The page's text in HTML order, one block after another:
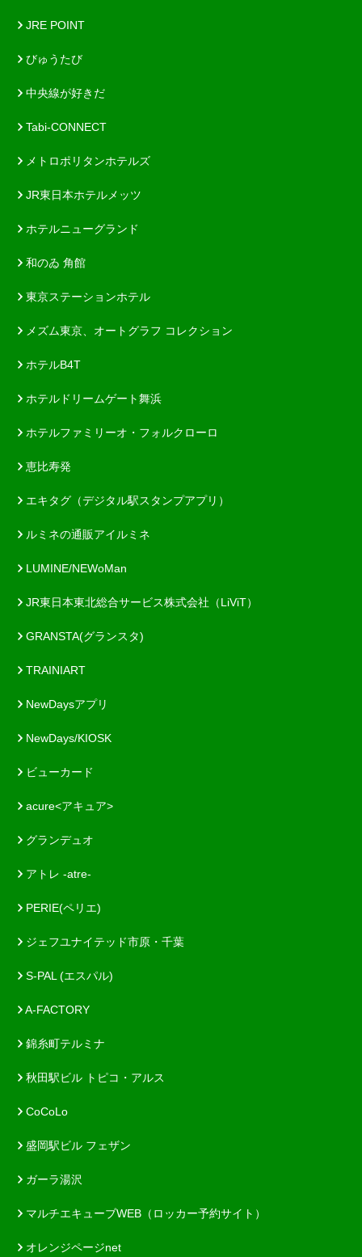
JRE POINT
びゅうたび
中央線が好きだ
Tabi-CONNECT
メトロポリタンホテルズ
JR東日本ホテルメッツ
ホテルニューグランド
和のゐ 角館
東京ステーションホテル
メズム東京、オートグラフ コレクション
ホテルB4T
ホテルドリームゲート舞浜
ホテルファミリーオ・フォルクローロ
恵比寿発
エキタグ（デジタル駅スタンプアプリ）
ルミネの通販アイルミネ
LUMINE/NEWoMan
JR東日本東北総合サービス株式会社（LiViT）
GRANSTA(グランスタ)
TRAINIART
NewDaysアプリ
NewDays/KIOSK
ビューカード
acure<アキュア>
グランデュオ
アトレ -atre-
PERIE(ペリエ)
ジェフユナイテッド市原・千葉
S-PAL (エスパル)
A-FACTORY
錦糸町テルミナ
秋田駅ビル トピコ・アルス
CoCoLo
盛岡駅ビル フェザン
ガーラ湯沢
マルチエキューブWEB（ロッカー予約サイト）
オレンジページnet